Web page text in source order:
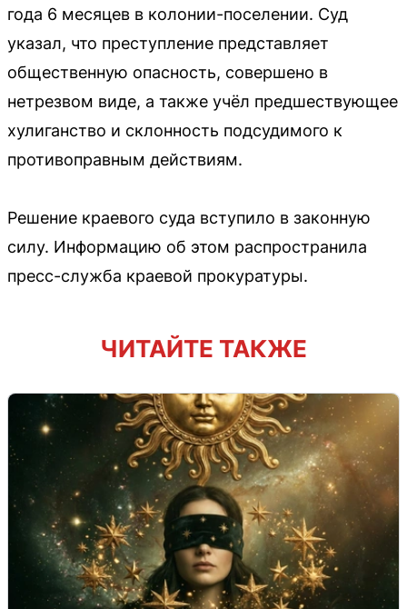
года 6 месяцев в колонии-поселении. Суд
указал, что преступление представляет
общественную опасность, совершено в
нетрезвом виде, а также учёл предшествующее
хулиганство и склонность подсудимого к
противоправным действиям.
Решение краевого суда вступило в законную
силу. Информацию об этом распространила
пресс-служба краевой прокуратуры.
ЧИТАЙТЕ ТАКЖЕ